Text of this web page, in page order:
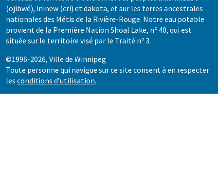
(ojibwé), ininew (cri) et dakota, et sur les terres ancestrales
nationales des Métis de la Rivière-Rouge. Notre eau potable
provient de la Première Nation Shoal Lake, nº 40, qui est
située sur le territoire visé par le Traité nº 3.
©1996-2026, Ville de Winnipeg
Toute personne qui navigue sur ce site consent à en respecter
les conditions d’utilisation.